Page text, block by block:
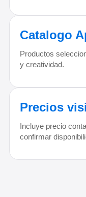
Catalogo
Productos
y creatividad.
Precios
Incluye precio
confirmar